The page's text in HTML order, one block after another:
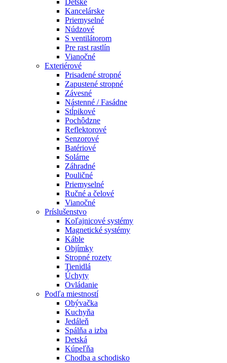
Detské
Kancelárske
Priemyselné
Núdzové
S ventilátorom
Pre rast rastlín
Vianočné
Exteriérové
Prisadené stropné
Zapustené stropné
Závesné
Nástenné / Fasádne
Stĺpikové
Pochôdzne
Reflektorové
Senzorové
Batériové
Solárne
Záhradné
Pouličné
Priemyselné
Ručné a čelové
Vianočné
Príslušenstvo
Koľajnicové systémy
Magnetické systémy
Káble
Objímky
Stropné rozety
Tienidlá
Úchyty
Ovládanie
Podľa miestností
Obývačka
Kuchyňa
Jedáleň
Spálňa a izba
Detská
Kúpeľňa
Chodba a schodisko